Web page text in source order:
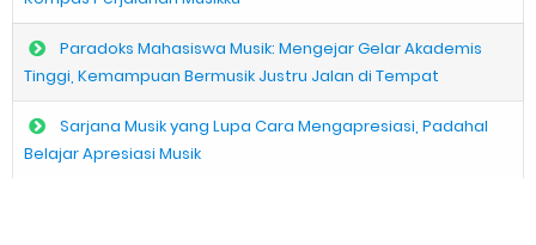
Paradoks Mahasiswa Musik: Mengejar Gelar Akademis
Tinggi, Kemampuan Bermusik Justru Jalan di Tempat
Sarjana Musik yang Lupa Cara Mengapresiasi, Padahal
Belajar Apresiasi Musik